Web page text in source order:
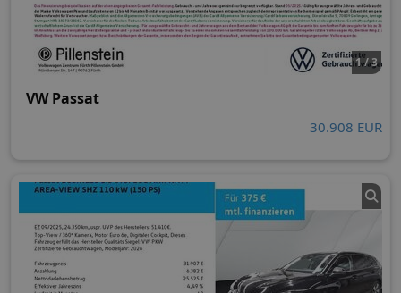
1 / 3
VW Passat
30.908 EUR